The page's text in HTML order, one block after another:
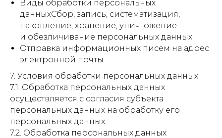
Виды обработки персональных
данныхСбор, запись, систематизация,
накопление, хранение, уничтожение
и обезличивание персональных данных
Отправка информационных писем на адрес
электронной почты
7. Условия обработки персональных данных
7.1. Обработка персональных данных
осуществляется с согласия субъекта
персональных данных на обработку его
персональных данных.
7.2. Обработка персональных данных